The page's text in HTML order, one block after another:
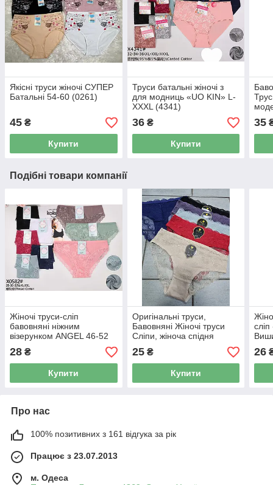
Якісні труси жіночі СУПЕР
Батальні 54-60 (0261)
45 ₴
Купити
Труси батальні жіночі з
для модниць «UO KIN» L-
XXXL (4341)
36₴
Купити
35
Подібні товари компанії
Жіночі труси-сліп
бавовняні ніжним
візерунком ANGEL 46-52
28 ₴
Купити
Оригінальні труси,
Бавовняні Жіночі труси
Сліпи, жіноча спідня
25₴
Купити
26
Про нас
100% позитивних з 161 відгука за рік
Працює з 23.07.2013
м. Одеса